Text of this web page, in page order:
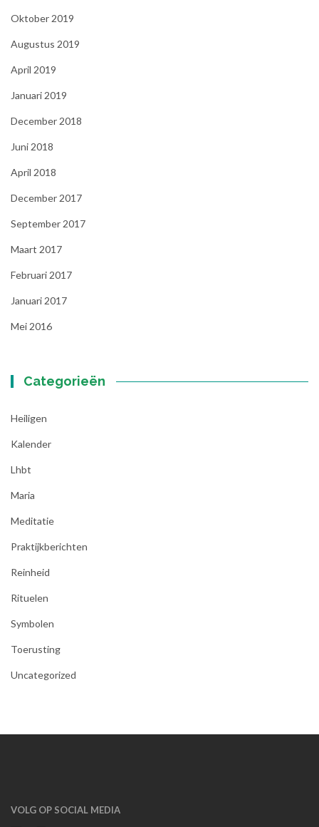
Oktober 2019
Augustus 2019
April 2019
Januari 2019
December 2018
Juni 2018
April 2018
December 2017
September 2017
Maart 2017
Februari 2017
Januari 2017
Mei 2016
Categorieën
Heiligen
Kalender
Lhbt
Maria
Meditatie
Praktijkberichten
Reinheid
Rituelen
Symbolen
Toerusting
Uncategorized
VOLG OP SOCIAL MEDIA